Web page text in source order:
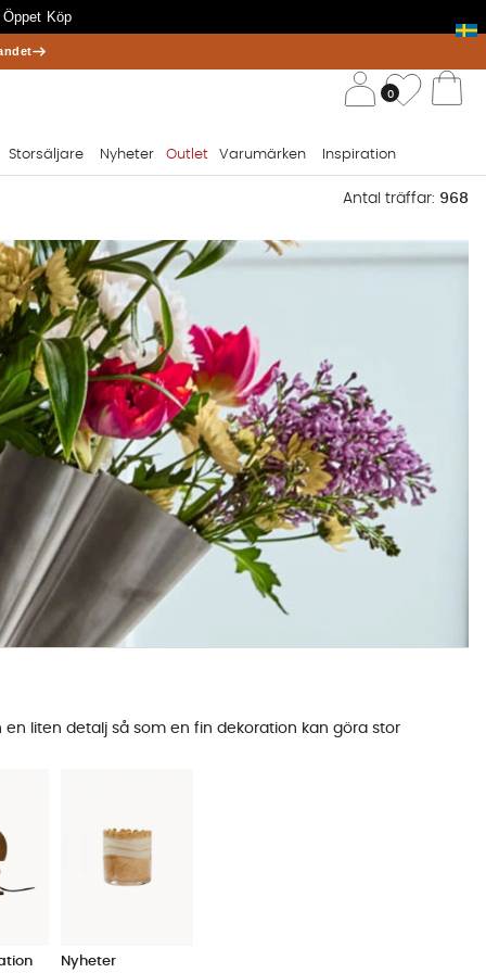
Köp
0
Storsäljare Nyheter Outlet Varumärken Inspiration
Antal träffar: 968
liten detalj så som en fin dekoration kan göra stor
Nyheter